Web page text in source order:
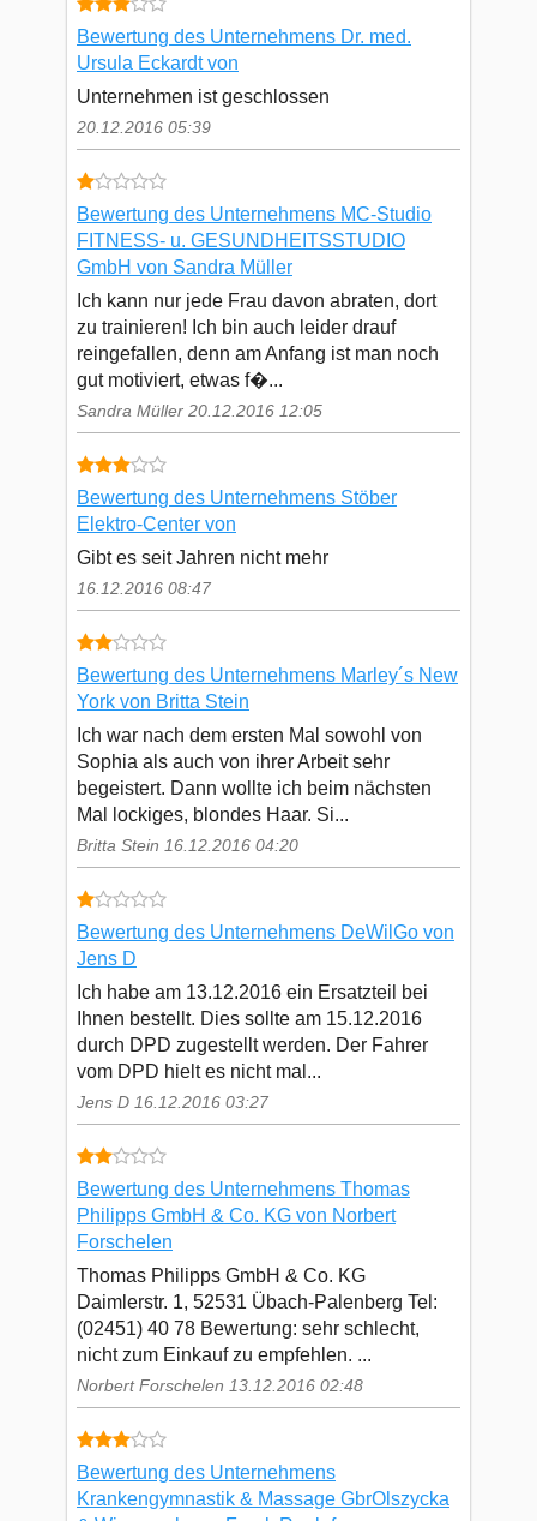
Bewertung des Unternehmens Dr. med.
Ursula Eckardt von
Unternehmen ist geschlossen
20.12.2016 05:39
Bewertung des Unternehmens MC-Studio
FITNESS- u. GESUNDHEITSSTUDIO
GmbH von Sandra Müller
Ich kann nur jede Frau davon abraten, dort
zu trainieren! Ich bin auch leider drauf
reingefallen, denn am Anfang ist man noch
gut motiviert, etwas f�...
Sandra Müller 20.12.2016 12:05
Bewertung des Unternehmens Stöber
Elektro-Center von
Gibt es seit Jahren nicht mehr
16.12.2016 08:47
Bewertung des Unternehmens Marley´s New
York von Britta Stein
Ich war nach dem ersten Mal sowohl von
Sophia als auch von ihrer Arbeit sehr
begeistert. Dann wollte ich beim nächsten
Mal lockiges, blondes Haar. Si...
Britta Stein 16.12.2016 04:20
Bewertung des Unternehmens DeWilGo von
Jens D
Ich habe am 13.12.2016 ein Ersatzteil bei
Ihnen bestellt. Dies sollte am 15.12.2016
durch DPD zugestellt werden. Der Fahrer
vom DPD hielt es nicht mal...
Jens D 16.12.2016 03:27
Bewertung des Unternehmens Thomas
Philipps GmbH & Co. KG von Norbert
Forschelen
Thomas Philipps GmbH & Co. KG
Daimlerstr. 1, 52531 Übach-Palenberg Tel:
(02451) 40 78 Bewertung: sehr schlecht,
nicht zum Einkauf zu empfehlen. ...
Norbert Forschelen 13.12.2016 02:48
Bewertung des Unternehmens
Krankengymnastik & Massage GbrOlszycka